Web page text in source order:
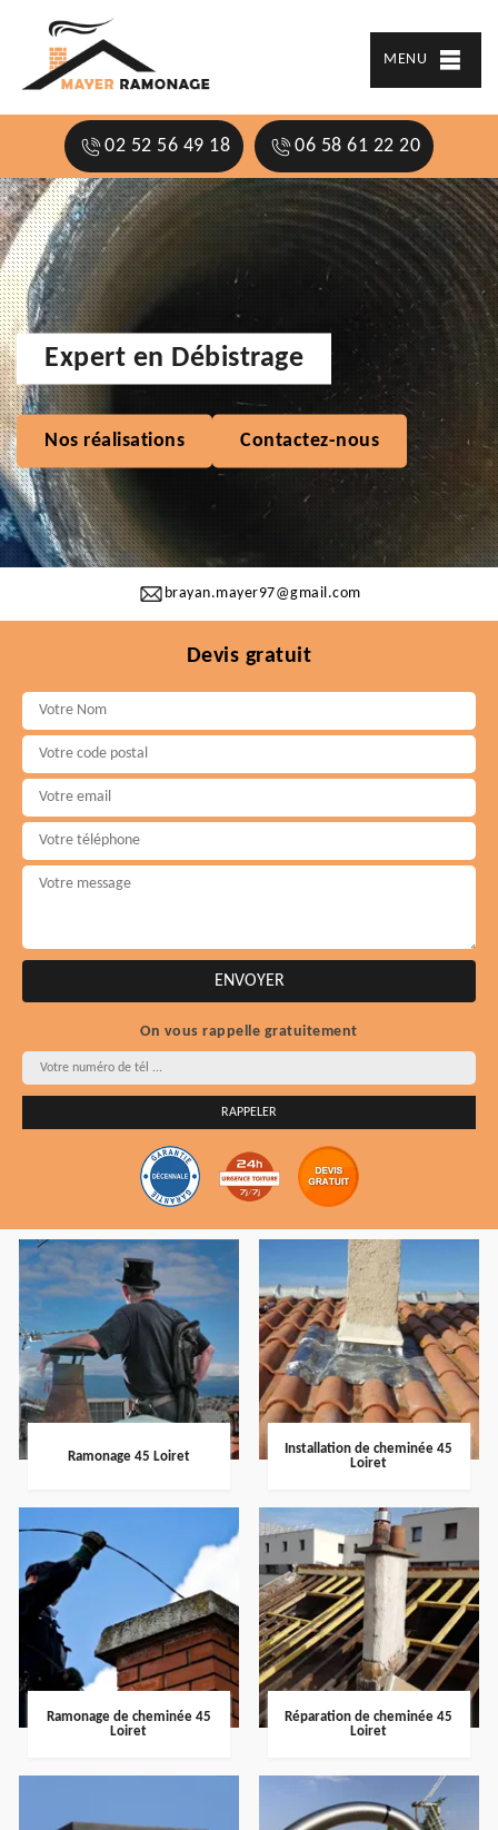
MENU
02 52 56 49 18 06 58 61 22 20
brayan.mayer97@gmail.com
Expert en Débistrage
Nos réalisations Contactez-nous
Devis gratuit
On vous rappelle gratuitement
Ramonage 45 Loiret
Installation de cheminée 45
Loiret
Ramonage de cheminée 45
Loiret
Réparation de cheminée 45
Loiret